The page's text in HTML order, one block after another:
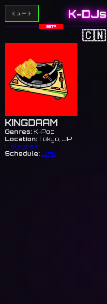
ミュート K-DJs
BETA
🇨🇳
KINGDAAM
Genres: K-Pop
Location: Tokyo, JP
Instagram
Schedule: Link